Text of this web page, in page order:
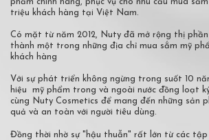
triệu khách hàng tại Việt Nam.
Có mặt từ năm 2012, Nuty đã mở rộng thị
thành một trong những địa chỉ mua sắm mỹ
khách hàng
Với sự phát triển không ngừng trong suốt 10
hiệu mỹ phẩm trong và ngoài nước đồng loạt
cùng Nuty Cosmetics để mang đến những sản
quả và an toàn với người tiêu dùng.
Đồng thời nhờ sự "hậu thuẫn" rất lớn từ các tập